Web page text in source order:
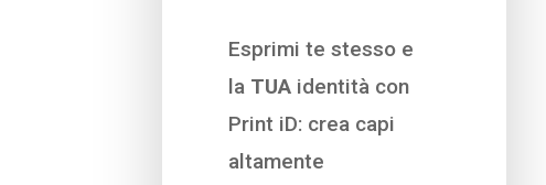
Esprimi te stesso e
la TUA identità con
Print iD: crea capi
altamente